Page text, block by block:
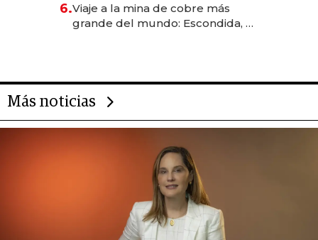
6.Viaje a la mina de cobre más
grande del mundo: Escondida, el
Más noticias